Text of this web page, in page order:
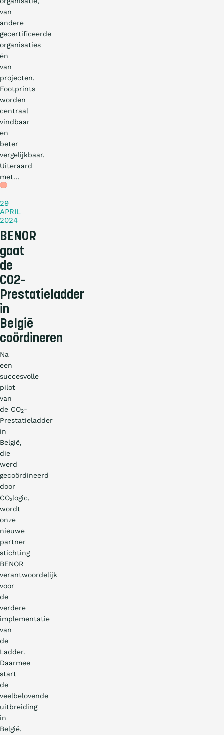
van
andere
gecertificeerde
organisaties
én
van
projecten.
Footprints
worden
centraal
vindbaar
en
beter
vergelijkbaar.
Uiteraard
met…Blog
29
APRIL
2024
BENOR
gaat
de
CO2-
Prestatieladder
in
België
coördineren
Na
een
succesvolle
pilot
van
de CO2-
Prestatieladder
in
België,
die
werd
gecoördineerd
door
CO₂logic,
wordt
onze
nieuwe
partner
stichting
BENOR
verantwoordelijk
voor
de
verdere
implementatie
van
de
Ladder.
Daarmee
start
de
veelbelovende
uitbreiding
in
België.